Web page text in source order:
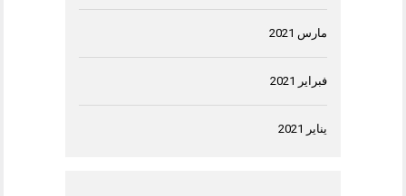
مارس 2021
فبراير 2021
يناير 2021